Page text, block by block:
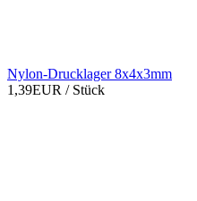
Nylon-Drucklager 8x4x3mm
1,39EUR / Stück